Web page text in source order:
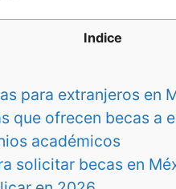
Indice
para extranjeros en
que ofrecen becas a
académicos
solicitar becas en